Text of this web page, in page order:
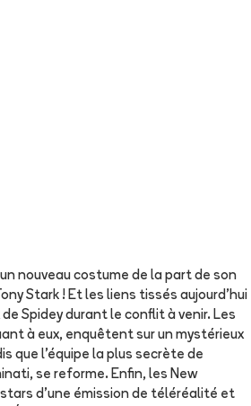
nouveau costume de la part de son
Stark ! Et les liens tissés aujourd'hui
Spidey durant le conflit à venir. Les
à eux, enquêtent sur un mystérieux
que l'équipe la plus secrète de
se reforme. Enfin, les New
d'une émission de téléréalité et